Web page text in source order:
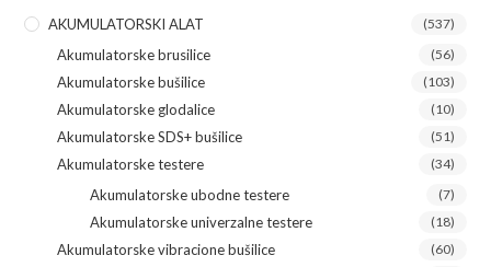
AKUMULATORSKI ALAT (537)
Akumulatorske brusilice (56)
Akumulatorske bušilice (103)
Akumulatorske glodalice (10)
Akumulatorske SDS+ bušilice (51)
Akumulatorske testere (34)
Akumulatorske ubodne testere (7)
Akumulatorske univerzalne testere (18)
Akumulatorske vibracione bušilice (60)